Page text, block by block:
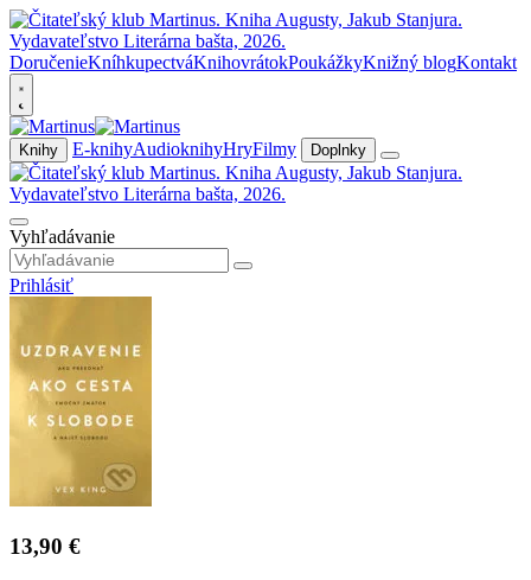
DoručenieKníhkupectváKnihovrátokPoukážkyKnižný blogKontakt
Knihy E-knihyAudioknihyHryFilmy Doplnky
Vyhľadávanie
Prihlásiť
13,90 €